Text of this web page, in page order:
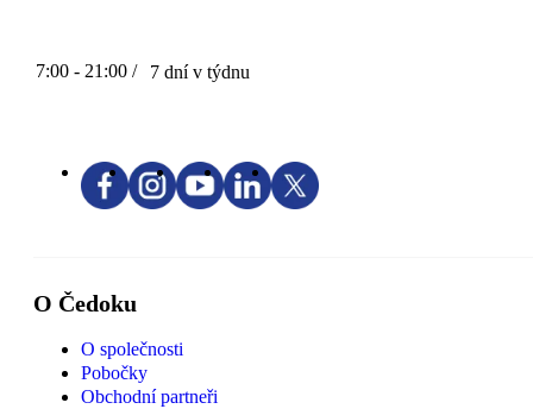
7:00 - 21:00 / 7 dní v týdnu
O Čedoku
O společnosti
Pobočky
Obchodní partneři